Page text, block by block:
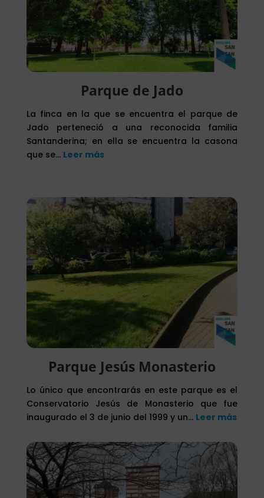
Parque de Jado
La finca en la que se encuentra el parque de
Jado perteneció a una reconocida familia
Santanderina; en ella se encuentra la casona
que se… Leer más
Parque Jesús Monasterio
Lo único que encontrarás en este parque es el
Conservatorio Jesús de Monasterio que fue
inaugurado el 3 de junio del 1999 y un… Leer más